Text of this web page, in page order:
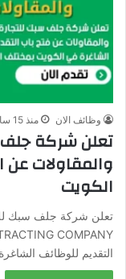
وظائف الان منذ 15 ساعة
تعلن شركة جلف
الكويت
التقديم للوظائف